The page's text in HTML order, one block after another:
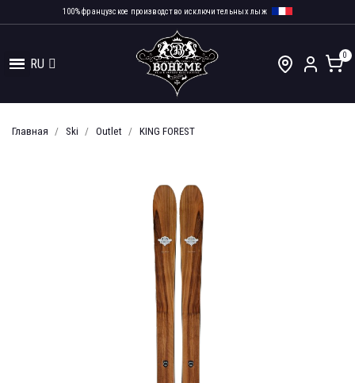
100% французское производство исключительных лыж
RU
Главная Ski Outlet KING FOREST